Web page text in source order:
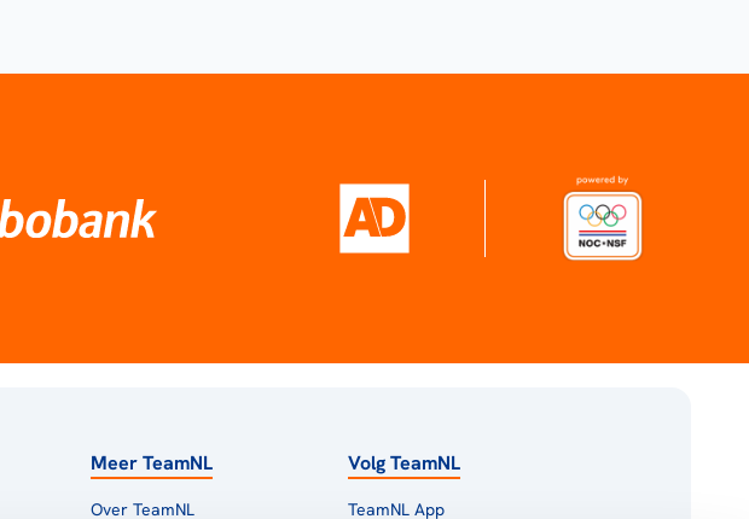
Meer TeamNL
Over TeamNL
Volg TeamNL
TeamNL App